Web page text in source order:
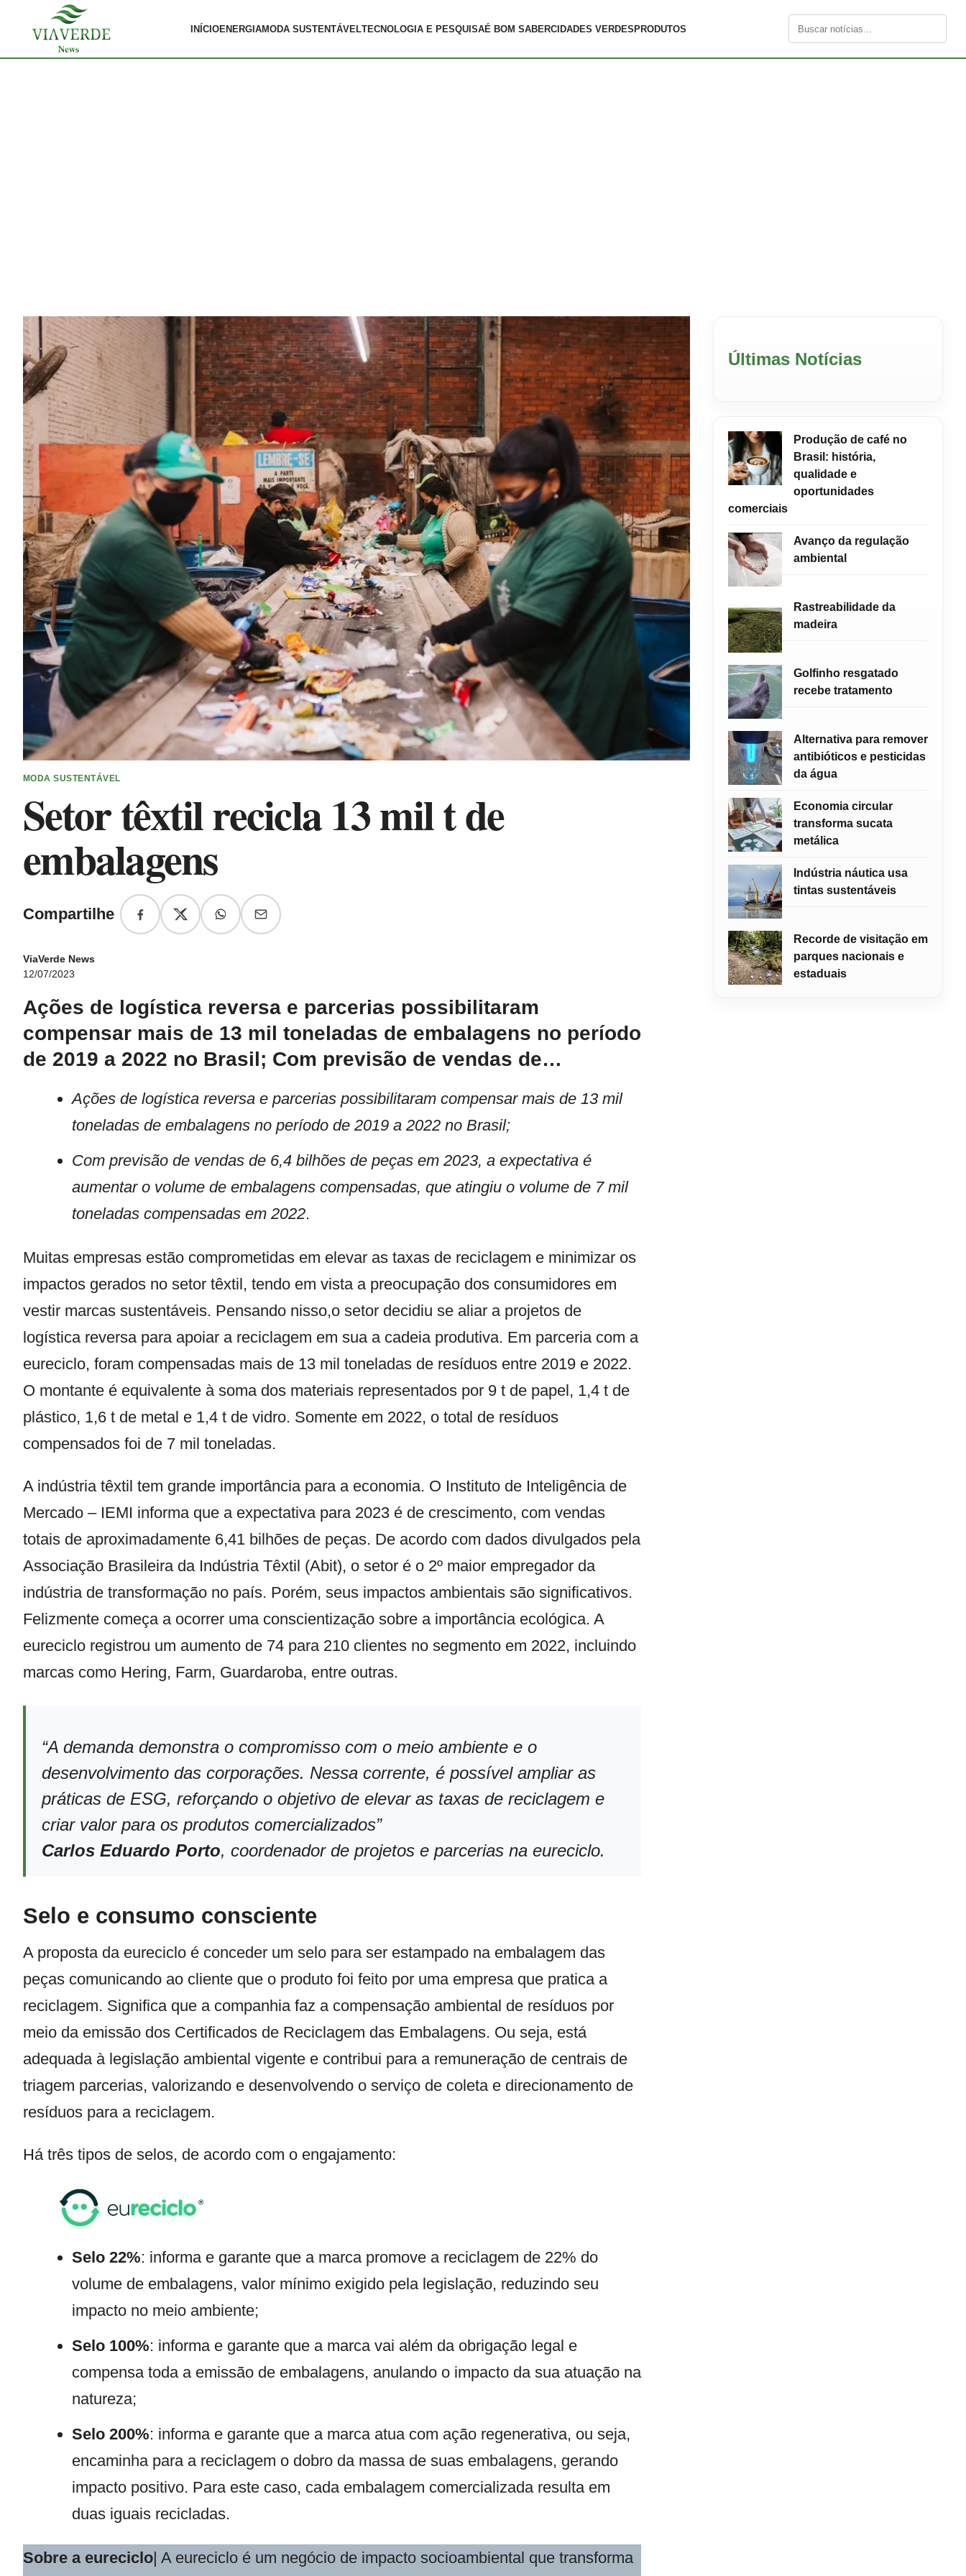
INÍCIOENERGIAMODA SUSTENTÁVELTECNOLOGIA E PESQUISAÉ BOM SABERCIDADES VERDES PRODUTOS
Buscar
MODA SUSTENTÁVEL
Setor têxtil recicla 13 mil t de
embalagens
Compartilhe
ViaVerde News
12/07/2023
Ações de logística reversa e parcerias possibilitaram
compensar mais de 13 mil toneladas de embalagens no período
de 2019 a 2022 no Brasil; Com previsão de vendas de…
Ações de logística reversa e parcerias possibilitaram compensar mais de 13 mil
toneladas de embalagens no período de 2019 a 2022 no Brasil;
Com previsão de vendas de 6,4 bilhões de peças em 2023, a expectativa é
aumentar o volume de embalagens compensadas, que atingiu o volume de 7 mil
toneladas compensadas em 2022.
Muitas empresas estão comprometidas em elevar as taxas de reciclagem e minimizar os
impactos gerados no setor têxtil, tendo em vista a preocupação dos consumidores em
vestir marcas sustentáveis. Pensando nisso,o setor decidiu se aliar a projetos de
logística reversa para apoiar a reciclagem em sua a cadeia produtiva. Em parceria com a
eureciclo, foram compensadas mais de 13 mil toneladas de resíduos entre 2019 e 2022.
O montante é equivalente à soma dos materiais representados por 9 t de papel, 1,4 t de
plástico, 1,6 t de metal e 1,4 t de vidro. Somente em 2022, o total de resíduos
compensados foi de 7 mil toneladas.
A indústria têxtil tem grande importância para a economia. O Instituto de Inteligência de
Mercado – IEMI informa que a expectativa para 2023 é de crescimento, com vendas
totais de aproximadamente 6,41 bilhões de peças. De acordo com dados divulgados pela
Associação Brasileira da Indústria Têxtil (Abit), o setor é o 2º maior empregador da
indústria de transformação no país. Porém, seus impactos ambientais são significativos.
Felizmente começa a ocorrer uma conscientização sobre a importância ecológica. A
eureciclo registrou um aumento de 74 para 210 clientes no segmento em 2022, incluindo
marcas como Hering, Farm, Guardaroba, entre outras.
“A demanda demonstra o compromisso com o meio ambiente e o
desenvolvimento das corporações. Nessa corrente, é possível ampliar as
práticas de ESG, reforçando o objetivo de elevar as taxas de reciclagem e
criar valor para os produtos comercializados”
Carlos Eduardo Porto, coordenador de projetos e parcerias na eureciclo.
Selo e consumo consciente
A proposta da eureciclo é conceder um selo para ser estampado na embalagem das
peças comunicando ao cliente que o produto foi feito por uma empresa que pratica a
reciclagem. Significa que a companhia faz a compensação ambiental de resíduos por
meio da emissão dos Certificados de Reciclagem das Embalagens. Ou seja, está
adequada à legislação ambiental vigente e contribui para a remuneração de centrais de
triagem parcerias, valorizando e desenvolvendo o serviço de coleta e direcionamento de
resíduos para a reciclagem.
Há três tipos de selos, de acordo com o engajamento:
Selo 22%: informa e garante que a marca promove a reciclagem de 22% do
volume de embalagens, valor mínimo exigido pela legislação, reduzindo seu
impacto no meio ambiente;
Selo 100%: informa e garante que a marca vai além da obrigação legal e
compensa toda a emissão de embalagens, anulando o impacto da sua atuação na
natureza;
Selo 200%: informa e garante que a marca atua com ação regenerativa, ou seja,
encaminha para a reciclagem o dobro da massa de suas embalagens, gerando
impacto positivo. Para este caso, cada embalagem comercializada resulta em
duas iguais recicladas.
Sobre a eureciclo | A eureciclo é um negócio de impacto socioambiental que transforma
Últimas Notícias
Produção de café no
Brasil: história,
qualidade e
oportunidades
comerciais
Avanço da regulação
ambiental
Rastreabilidade da
madeira
Golfinho resgatado
recebe tratamento
Alternativa para remover
antibióticos e pesticidas
da água
Economia circular
transforma sucata
metálica
Indústria náutica usa
tintas sustentáveis
Recorde de visitação em
parques nacionais e
estaduais